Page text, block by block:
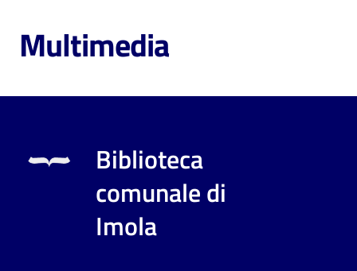
puoi
Multimedia
Biblioteca
comunale di
Imola